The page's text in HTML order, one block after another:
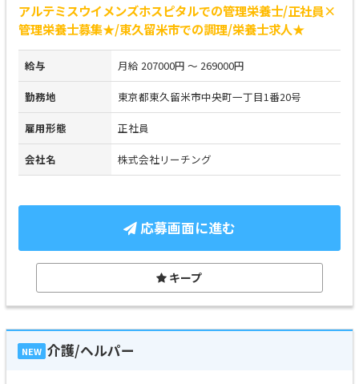
アルテミスウイメンズホスピタルでの管理栄養士/正社員×
管理栄養士募集★/東久留米市での調理/栄養士求人★
給与 月給 207000円 ～ 269000円
勤務地 東京都東久留米市中央町一丁目1番20号
雇用形態 正社員
会社名 株式会社リーチング
応募画面に進む
キープ
NEW 介護/ヘルパー